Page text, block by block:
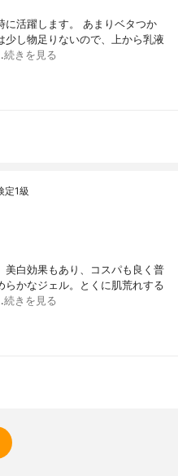
に活躍します。 あまりベタつか
し物足りないので、上から乳液
続きを見る
定1級
美白効果もあり、コスパも良く普
かなジェル。とくに肌荒れする
続きを見る